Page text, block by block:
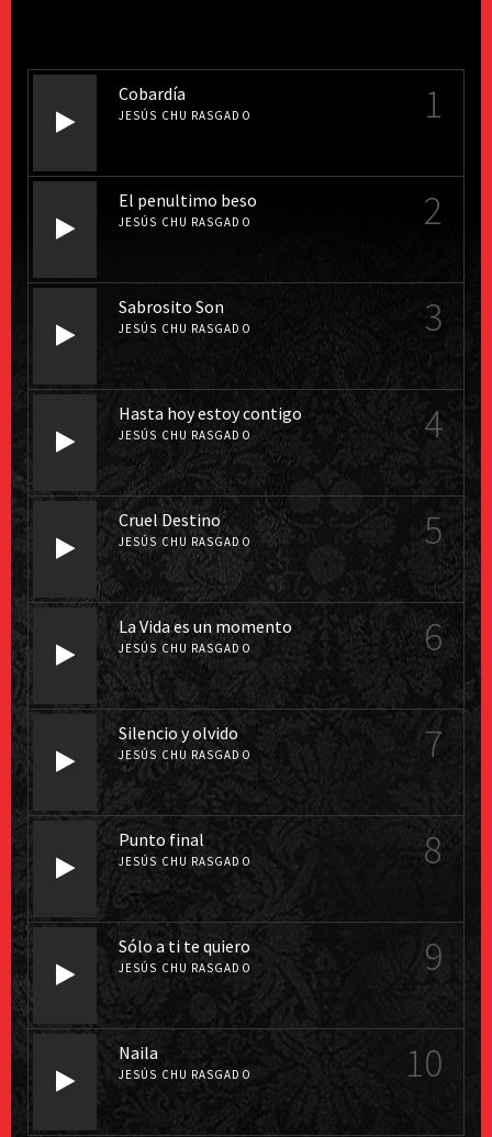
Cobardía
JESÚS CHU RASGADO 1
El penultimo beso
JESÚS CHU RASGADO 2
Sabrosito Son
JESÚS CHU RASGADO 3
Hasta hoy estoy contigo
JESÚS CHU RASGADO 4
Cruel Destino
JESÚS CHU RASGADO 5
La Vida es un momento
JESÚS CHU RASGADO 6
Silencio y olvido
JESÚS CHU RASGADO 7
Punto final
JESÚS CHU RASGADO 8
Sólo a ti te quiero
JESÚS CHU RASGADO 9
Naila
JESÚS CHU RASGADO 10